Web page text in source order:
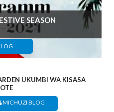
SEASON
UKUMBI WA KISASA
MICHUZI BLOG